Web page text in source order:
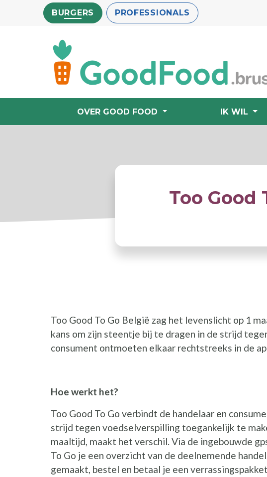
BURGERS PROFESSIONALS
OVER GOOD FOOD IK WIL
Too Good
Too Good To Go België zag het levenslicht op 1
kans om zijn steentje bij te dragen in de strijd
consument ontmoeten elkaar rechtstreeks in de
Hoe werkt het?
Too Good To Go verbindt de handelaar en
strijd tegen voedselverspilling toegankelijk te
maaltijd, maakt het verschil. Via de ingebouwde
To Go je een overzicht van de deelnemende
gemaakt, bestel en betaal je een